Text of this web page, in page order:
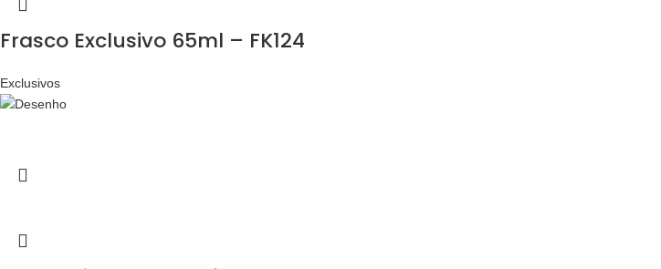
Frasco Exclusivo 65ml – FK124
Exclusivos